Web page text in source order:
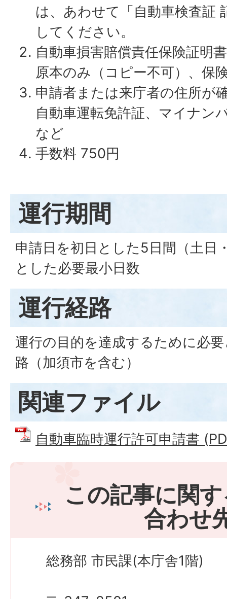
は、あわせて「自動車検査証
してください。
自動車損害賠償責任保険証明書
原本のみ（コピー不可）、保
申請者または来庁者の住所が
自動車運転免許証、マイナン
など
手数料 750円
運行期間
申請日を初日とした5日間（土日
とした必要最小日数
運行経路
運行の目的を達成するために必
路（加須市を含む）
関連ファイル
自動車臨時運行許可申請書
この記事に関
合わせ
総務部 市民課(本庁舎1階)